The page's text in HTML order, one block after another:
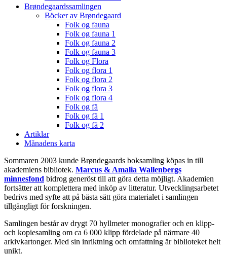
Brøndegaardssamlingen
Böcker av Brøndegaard
Folk og fauna
Folk og fauna 1
Folk og fauna 2
Folk og fauna 3
Folk og Flora
Folk og flora 1
Folk og flora 2
Folk og flora 3
Folk og flora 4
Folk og fä
Folk og fä 1
Folk og fä 2
Artiklar
Månadens karta
Sommaren 2003 kunde Brøndegaards boksamling köpas in till
akademiens bibliotek. Marcus & Amalia Wallenbergs
minnesfond bidrog generöst till att göra detta möjligt. Akademien
fortsätter att komplettera med inköp av litteratur. Utvecklingsarbetet
bedrivs med syfte att på bästa sätt göra materialet i samlingen
tillgängligt för forskningen.
Samlingen består av drygt 70 hyllmeter monografier och en klipp-
och kopiesamling om ca 6 000 klipp fördelade på närmare 40
arkivkartonger. Med sin inriktning och omfattning är biblioteket helt
unikt.